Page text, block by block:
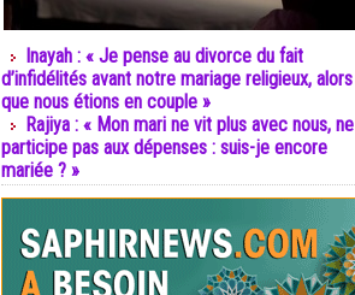
Inayah : « Je pense au divorce du fait
d’infidélités avant notre mariage religieux, alors
que nous étions en couple »
Rajiya : « Mon mari ne vit plus avec nous, ne
participe pas aux dépenses : suis-je encore
mariée ? »